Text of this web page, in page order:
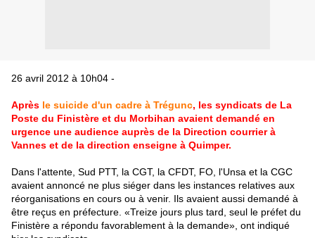
26 avril 2012 à 10h04 -
Après le suicide d'un cadre à Trégunc, les syndicats de La
Poste du Finistère et du Morbihan avaient demandé en
urgence une audience auprès de la Direction courrier à
Vannes et de la direction enseigne à Quimper.
Dans l'attente, Sud PTT, la CGT, la CFDT, FO, l'Unsa et la CGC
avaient annoncé ne plus siéger dans les instances relatives aux
réorganisations en cours ou à venir. Ils avaient aussi demandé à
être reçus en préfecture. «Treize jours plus tard, seul le préfet du
Finistère a répondu favorablement à la demande», ont indiqué